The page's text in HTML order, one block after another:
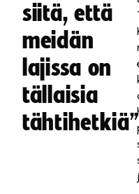
siitä, että
meidän
lajissa on
tällaisia
tähtihetkiä”